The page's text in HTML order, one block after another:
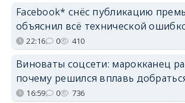
Facebook* снёс публикацию
объяснил всё технической
22:16 0 410
Виноваты соцсети: марокканец
почему решился вплавь
16:59 0 736